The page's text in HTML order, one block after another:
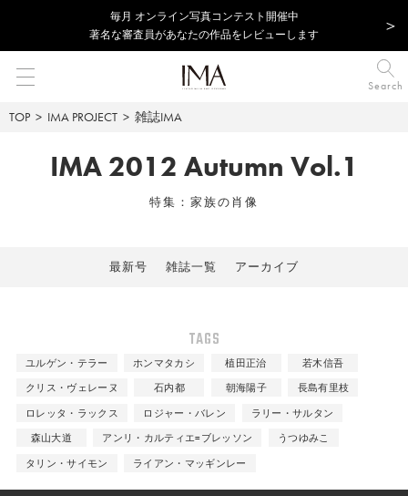
毎⽉ オンライン写真コンテスト開催中
著名な審査員があなたの作品をレビューします
Search
TOP IMA PROJECT 雑誌IMA
IMA 2012 Autumn Vol.1
特集：家族の肖像
最新号 雑誌一覧 アーカイブ
TAGS
ユルゲン・テラー ホンマタカシ 植田正治
若木信吾
クリス・ヴェレーヌ
石内都 朝海陽子
長島有里枝
ロレッタ・ラックス
ロジャー・バレン
ラリー・サルタン
森山大道
アンリ・カルティエ=ブレッソン
うつゆみこ
タリン・サイモン
ライアン・マッギンレー